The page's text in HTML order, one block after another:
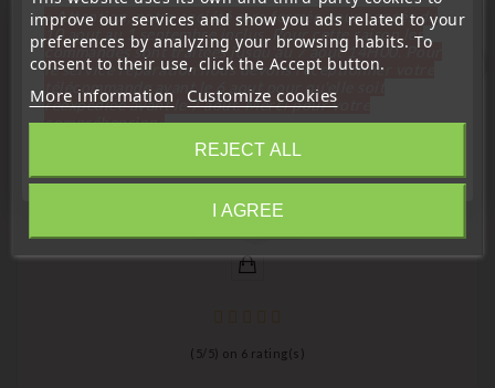
( 5/ 5) on 6 rating(s)
improve our services and show you ads related to your
preferences by analyzing your browsing habits. To
consent to their use, click the Accept button.
More information Customize cookies
REJECT ALL
I AGREE
« Attention, notre société sera fermée pour congés du
10 aout au 1 septembre inclus. Pour cette raison les
commandes sont traitées jusqu'au 7 aout 14H00. Pour
le service réparation nous devons réceptionner votre
télécommande avant le 6 aout pour qu'elle soit
réexpédiée avant le 7 aout. Merci pour votre
compréhension»
Close
Information